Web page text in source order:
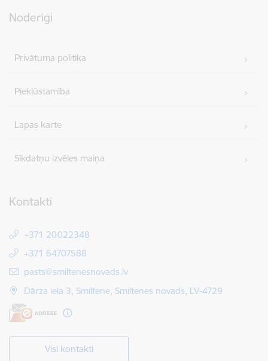
Noderīgi
Privātuma politika
Piekļūstamība
Lapas karte
Sīkdatņu izvēles maiņa
Kontakti
+371 20022348
+371 64707588
E-pasts:
pasts@smiltenesnovads.lv
Dārza iela 3, Smiltene, Smiltenes novads, LV-4729
Visi kontakti